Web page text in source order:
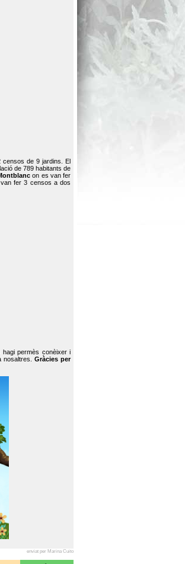
de 9 jardins. El
de 789 habitants de
on es van fer
van fer 3 censos a dos
permès conèixer i
nosaltres. Gràcies per
enviat per Marina Cuito